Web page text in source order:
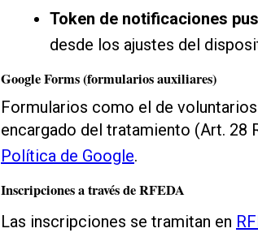
Token de notificaciones
desde los ajustes del
Google Forms (formularios auxiliares)
Formularios como el de
encargado del tratamiento (Art. 28
Política de Google.
Inscripciones a través de RFEDA
Las inscripciones se tramitan en